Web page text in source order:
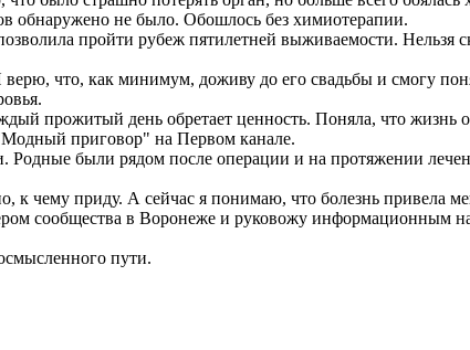
обнаружено не было. Обошлось без химиотерапии.
пройти рубеж пятилетней выживаемости. Нельзя
что, как минимум, доживу до его свадьбы и смогу
прожитый день обретает ценность. Поняла, что жизнь
приговор" на Первом канале.
были рядом после операции и на протяжении
чему приду. А сейчас я понимаю, что болезнь привела
сообщества в Воронеже и руковожу информационным
пути.